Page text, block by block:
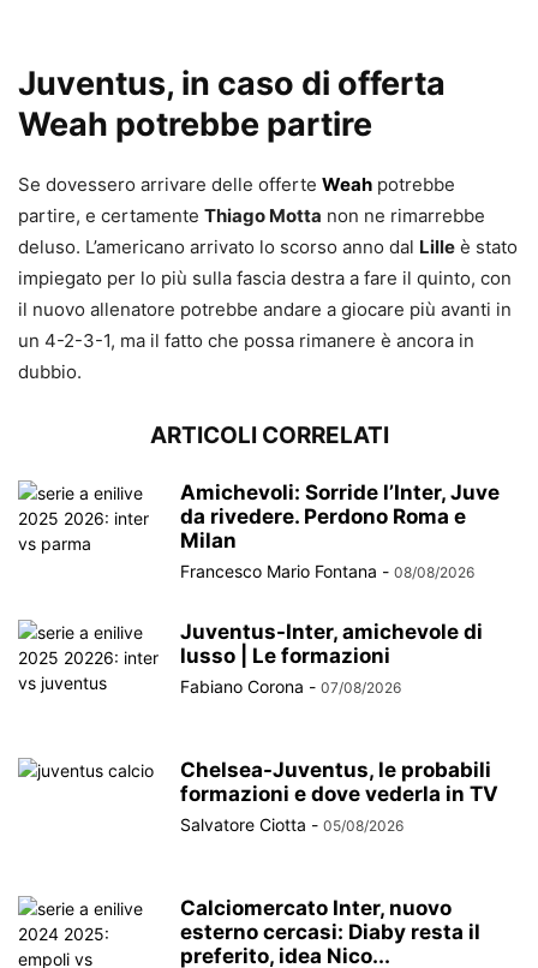
Juventus, in caso di offerta
Weah potrebbe partire
Se dovessero arrivare delle offerte Weah potrebbe
partire, e certamente Thiago Motta non ne rimarrebbe
deluso. L’americano arrivato lo scorso anno dal Lille è stato
impiegato per lo più sulla fascia destra a fare il quinto, con
il nuovo allenatore potrebbe andare a giocare più avanti in
un 4-2-3-1, ma il fatto che possa rimanere è ancora in
dubbio.
ARTICOLI CORRELATI
Amichevoli: Sorride l’Inter, Juve
da rivedere. Perdono Roma e
Milan
Francesco Mario Fontana - 08/08/2026
Juventus-Inter, amichevole di
lusso | Le formazioni
Fabiano Corona - 07/08/2026
Chelsea-Juventus, le probabili
formazioni e dove vederla in TV
Salvatore Ciotta - 05/08/2026
Calciomercato Inter, nuovo
esterno cercasi: Diaby resta il
preferito, idea Nico...